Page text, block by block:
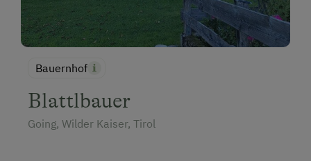
Bauernhof
Blattlbauer
Going, Wilder Kaiser, Tirol